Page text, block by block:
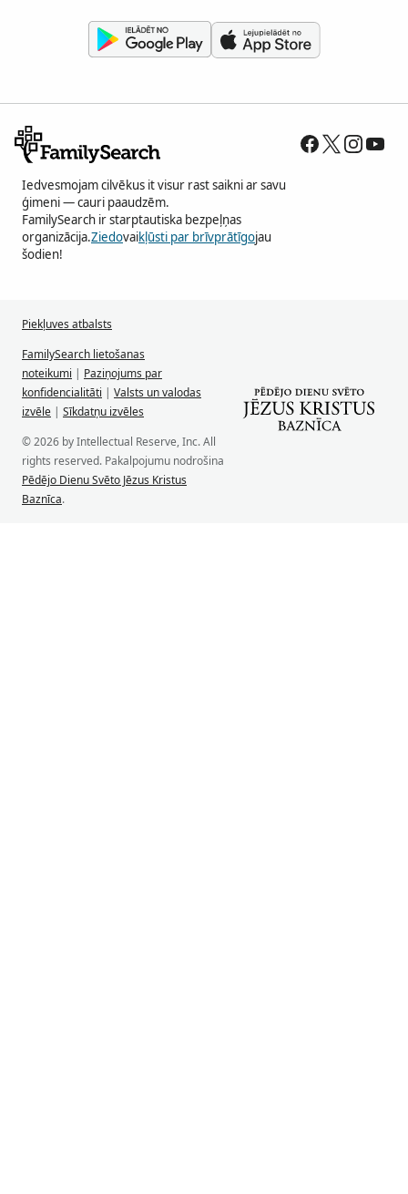
Iedvesmojam cilvēkus it visur rast saikni ar savu
ģimeni — cauri paaudzēm.
FamilySearch ir starptautiska bezpeļņas
organizācija.Ziedovaikļūsti par brīvprātīgojau
šodien!
Piekļuves atbalsts
FamilySearch lietošanas
noteikumi | Paziņojums par
konfidencialitāti | Valsts un valodas
izvēle | Sīkdatņu izvēles
© 2026 by Intellectual Reserve, Inc. All
rights reserved. Pakalpojumu nodrošina
Pēdējo Dienu Svēto Jēzus Kristus
Baznīca.